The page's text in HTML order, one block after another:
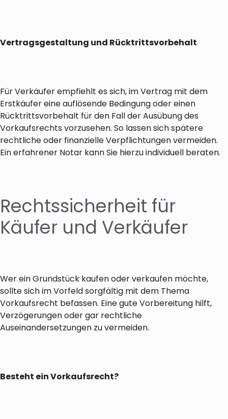
Vertragsgestaltung und Rücktrittsvorbehalt
Für Verkäufer empfiehlt es sich, im Vertrag mit dem
Erstkäufer eine auflösende Bedingung oder einen
Rücktrittsvorbehalt für den Fall der Ausübung des
Vorkaufsrechts vorzusehen. So lassen sich spätere
rechtliche oder finanzielle Verpflichtungen vermeiden.
Ein erfahrener Notar kann Sie hierzu individuell beraten.
Rechtssicherheit für
Käufer und Verkäufer
Wer ein Grundstück kaufen oder verkaufen möchte,
sollte sich im Vorfeld sorgfältig mit dem Thema
Vorkaufsrecht befassen. Eine gute Vorbereitung hilft,
Verzögerungen oder gar rechtliche
Auseinandersetzungen zu vermeiden.
Besteht ein Vorkaufsrecht?